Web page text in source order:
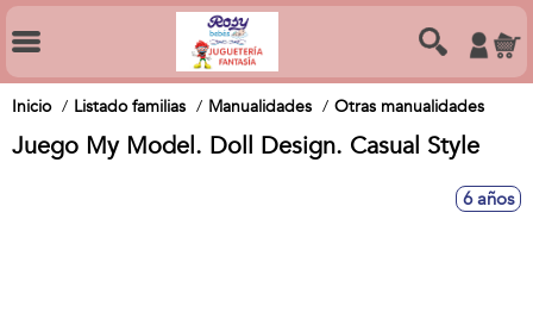
Inicio Listado familias Manualidades Otras manualidades
Juego My Model. Doll Design. Casual Style
6 años